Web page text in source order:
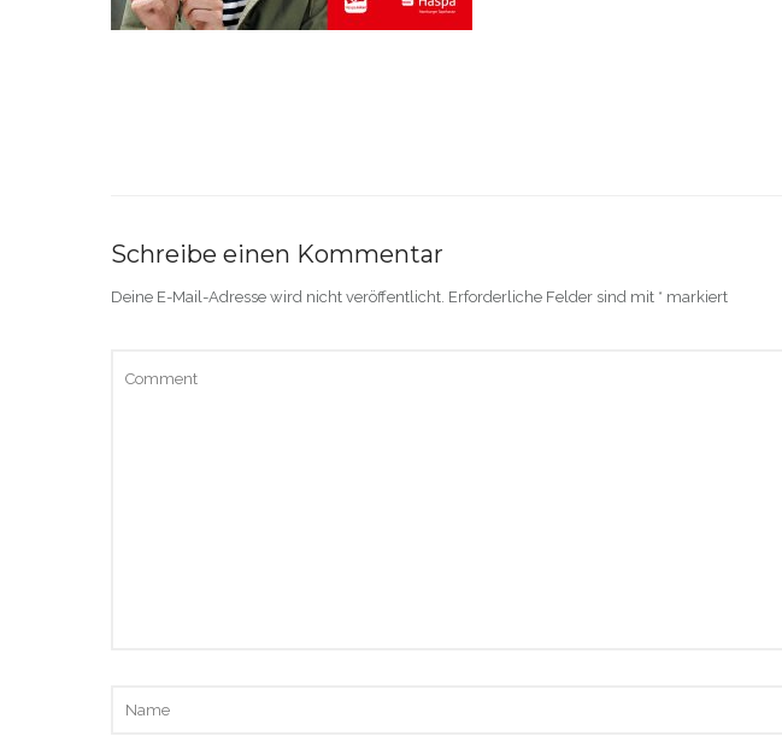
Schreibe einen Kommentar
Deine E-Mail-Adresse wird nicht veröffentlicht. Erforderliche Felder sind mit * markiert